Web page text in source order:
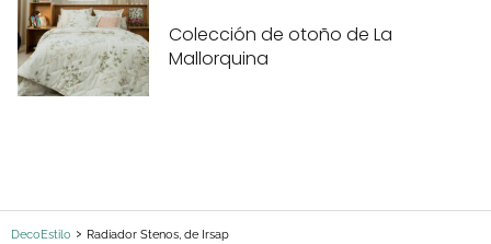
Colección de otoño de La
Mallorquina
DecoEstilo Radiador Stenos, de Irsap